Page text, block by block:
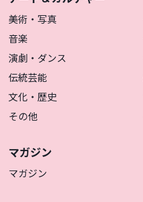
美術・写真
音楽
演劇・ダンス
伝統芸能
文化・歴史
その他
マガジン
マガジン